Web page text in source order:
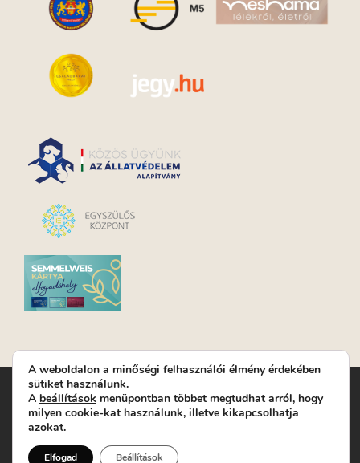
Turay Ida Színház Közhasznú Nonprofit Kft. | Működési
helyszín: Turay Ida Színház 1089 Budapest, Kálvária tér 6. |
Levelezési cím: 1089 Budapest, Kálvária tér 14. | Titkárság:
Jegyrendelés: +36-70/607-2620
A weboldalon a minőségi felhasználói élmény érdekében
sütiket használunk.
A beállítások menüpontban többet megtudhat arról, hogy
milyen cookie-kat használunk, illetve kikapcsolhatja
azokat.
Elfogad Beállítások